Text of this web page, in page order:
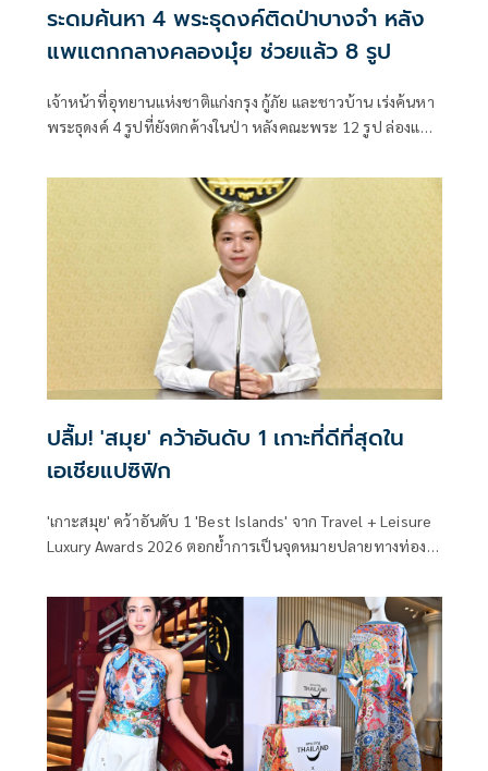
ระดมค้นหา 4 พระธุดงค์ติดป่าบางจำ หลัง
แพแตกกลางคลองมุ๋ย ช่วยแล้ว 8 รูป
เจ้าหน้าที่อุทยานแห่งชาติแก่งกรุง กู้ภัย และชาวบ้าน เร่งค้นหา
พระธุดงค์ 4 รูปที่ยังตกค้างในป่า หลังคณะพระ 12 รูป ล่องแพ
ปลื้ม! 'สมุย' คว้าอันดับ 1 เกาะที่ดีที่สุดใน
เอเชียแปซิฟิก
'เกาะสมุย' คว้าอันดับ 1 'Best Islands' จาก Travel + Leisure
Luxury Awards 2026 ตอกย้ำการเป็นจุดหมายปลายทางท่อง